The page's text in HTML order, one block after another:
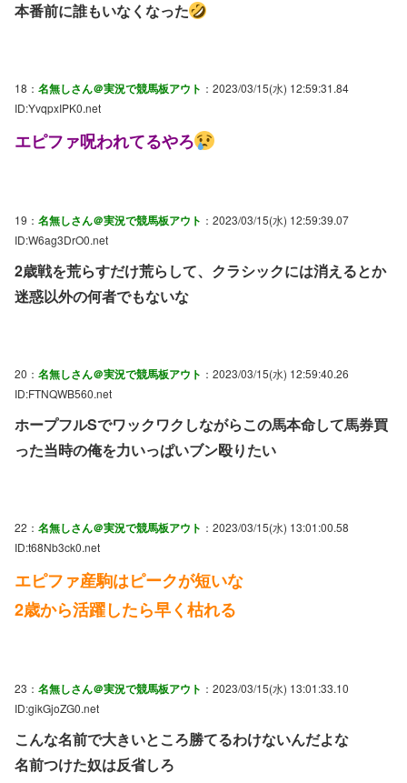
本番前に誰もいなくなった
18： 名無しさん＠実況で競馬板アウト ：2023/03/15(水) 12:59:31.84
ID:YvqpxIPK0.net
エピファ呪われてるやろ
19： 名無しさん＠実況で競馬板アウト ：2023/03/15(水) 12:59:39.07
ID:W6ag3DrO0.net
2歳戦を荒らすだけ荒らして、クラシックには消えるとか
迷惑以外の何者でもないな
20： 名無しさん＠実況で競馬板アウト ：2023/03/15(水) 12:59:40.26
ID:FTNQWB560.net
ホープフルSでワックワクしながらこの馬本命して馬券買
った当時の俺を力いっぱいブン殴りたい
22： 名無しさん＠実況で競馬板アウト ：2023/03/15(水) 13:01:00.58
ID:t68Nb3ck0.net
エピファ産駒はピークが短いな
2歳から活躍したら早く枯れる
23： 名無しさん＠実況で競馬板アウト ：2023/03/15(水) 13:01:33.10
ID:gikGjoZG0.net
こんな名前で大きいところ勝てるわけないんだよな
名前つけた奴は反省しろ